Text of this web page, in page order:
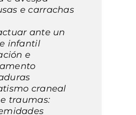
e carrachas
ante un
infantil
e
craneal
traumas: